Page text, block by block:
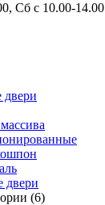
Сб с 10.00-14.00
двери
(6)